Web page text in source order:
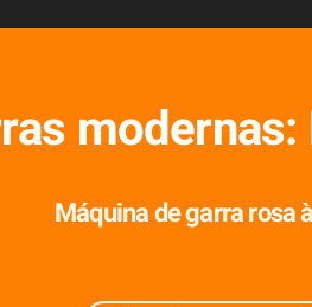
Máquina de garra rosa